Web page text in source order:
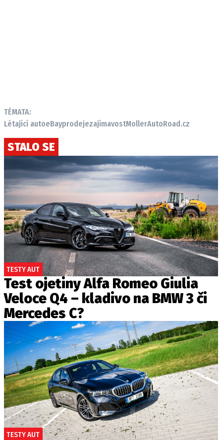
TÉMATA:
Létající autoeBayprodejezajímavostMollerAutoRoad.cz
STALO SE
TESTY AUT
Test ojetiny Alfa Romeo Giulia
Veloce Q4 – kladivo na BMW 3 či
Mercedes C?
TESTY AUT